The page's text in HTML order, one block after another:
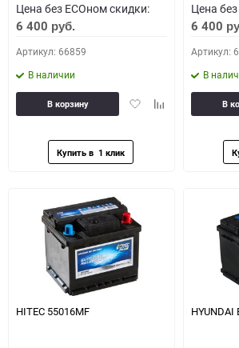
Цена без ECOном скидки:
6 400 руб.
Артикул: 66859
В наличии
ДобавитьДобавить
В корзину
Цена
6 400
Артикул:
В
В
HITEC 55016MF HYUNDAI